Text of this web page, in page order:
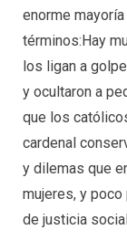
enorme
términos:Hay
los ligan a
y ocultaron a
que los
cardenal
y dilemas que
mujeres, y
de justicia